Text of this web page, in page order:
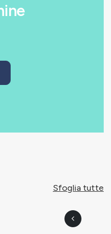
Sfoglia tutte